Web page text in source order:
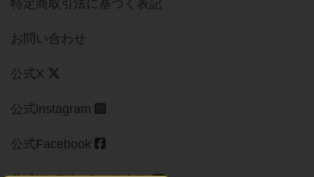
特定商取引法に基づく表記
お問い合わせ
公式X
公式instagram
公式Facebook